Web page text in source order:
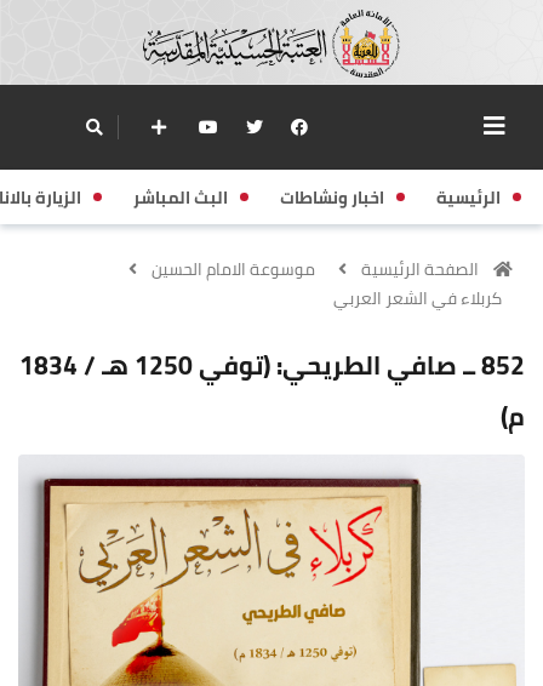
الرئيسية اخبار ونشاطات البث المباشر الزيارة
الصفحة الرئيسية
موسوعة الامام الحسين
كربلاء في الشعر العربي
852 ــ صافي الطريحي: (توفي 1250 هـ / 1834
م)